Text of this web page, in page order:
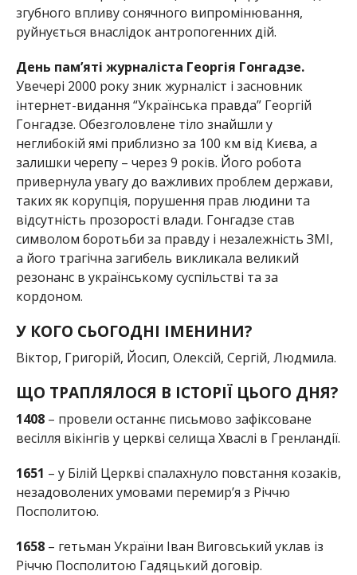
згубного впливу сонячного випромінювання,
руйнується внаслідок антропогенних дій.
День пам’яті журналіста Георгія Гонгадзе.
Увечері 2000 року зник журналіст і засновник
інтернет-видання “Українська правда” Георгій
Гонгадзе. Обезголовлене тіло знайшли у
неглибокій ямі приблизно за 100 км від Києва, а
залишки черепу – через 9 років. Його робота
привернула увагу до важливих проблем держави,
таких як корупція, порушення прав людини та
відсутність прозорості влади. Гонгадзе став
символом боротьби за правду і незалежність ЗМІ,
а його трагічна загибель викликала великий
резонанс в українському суспільстві та за
кордоном.
У КОГО СЬОГОДНІ ІМЕНИНИ?
Віктор, Григорій, Йосип, Олексій, Сергій, Людмила.
ЩО ТРАПЛЯЛОСЯ В ІСТОРІЇ ЦЬОГО ДНЯ?
1408– провели останнє письмово зафіксоване
весілля вікінгів у церкві селища Хваслі в Гренландії.
1651 – у Білій Церкві спалахнуло повстання козаків,
незадоволених умовами перемир’я з Річчю
Посполитою.
1658– гетьман України Іван Виговський уклав із
Річчю Посполитою Гадяцький договір.